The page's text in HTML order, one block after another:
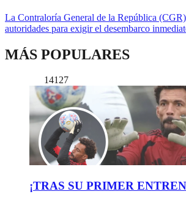
La Contraloría General de la República
autoridades para exigir el desembarco
MÁS POPULARES
14127
¡TRAS SU PRIMER